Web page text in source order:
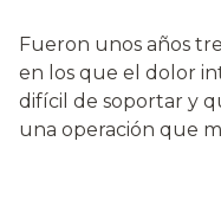
Fueron unos años
en los que el dolor
difícil de soportar y
una operación que